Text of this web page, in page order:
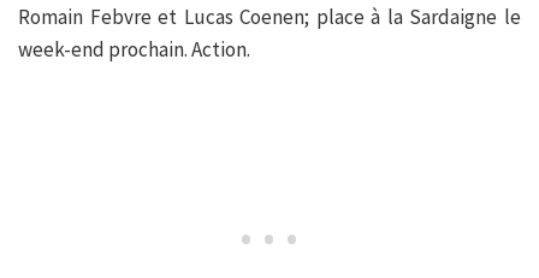
Romain Febvre et Lucas Coenen; place à la Sardaigne le
week-end prochain. Action.